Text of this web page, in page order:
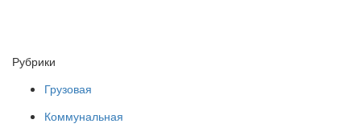
Рубрики
Грузовая
Коммунальная